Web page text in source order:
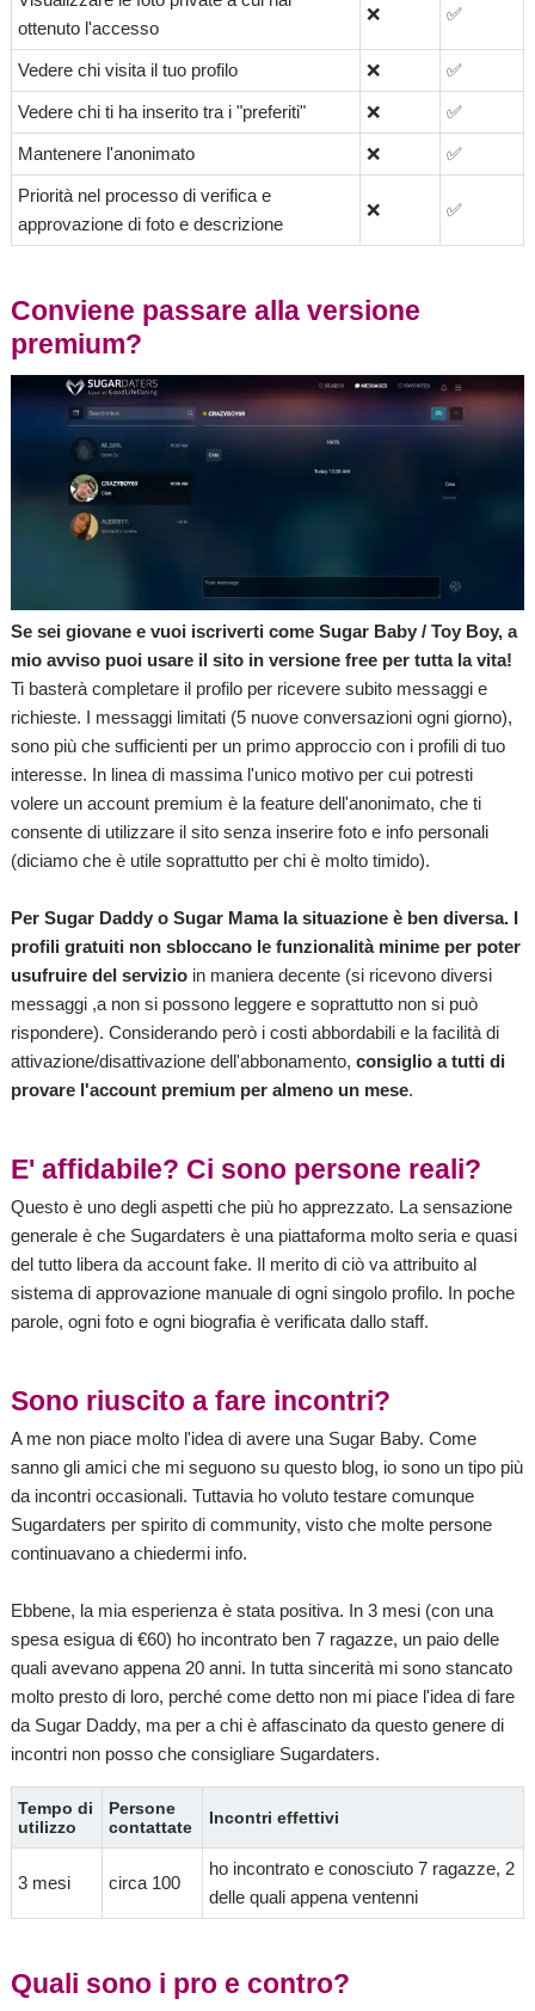
ottenuto l'accesso
❌ ✅
Vedere chi visita il tuo profilo ❌ ✅
Vedere chi ti ha inserito tra i "preferiti" ❌ ✅
Mantenere l'anonimato ❌ ✅
Priorità nel processo di verifica e
approvazione di foto e descrizione
❌ ✅
Conviene passare alla versione
premium?
Se sei giovane e vuoi iscriverti come Sugar Baby / Toy Boy, a
mio avviso puoi usare il sito in versione free per tutta la vita!
Ti basterà completare il profilo per ricevere subito messaggi e
richieste. I messaggi limitati (5 nuove conversazioni ogni giorno),
sono più che sufficienti per un primo approccio con i profili di tuo
interesse. In linea di massima l'unico motivo per cui potresti
volere un account premium è la feature dell'anonimato, che ti
consente di utilizzare il sito senza inserire foto e info personali
(diciamo che è utile soprattutto per chi è molto timido).
Per Sugar Daddy o Sugar Mama la situazione è ben diversa. I
profili gratuiti non sbloccano le funzionalità minime per poter
usufruire del servizio in maniera decente (si ricevono diversi
messaggi ,a non si possono leggere e soprattutto non si può
rispondere). Considerando però i costi abbordabili e la facilità di
attivazione/disattivazione dell'abbonamento, consiglio a tutti di
provare l'account premium per almeno un mese.
E' affidabile? Ci sono persone reali?
Questo è uno degli aspetti che più ho apprezzato. La sensazione
generale è che Sugardaters è una piattaforma molto seria e quasi
del tutto libera da account fake. Il merito di ciò va attribuito al
sistema di approvazione manuale di ogni singolo profilo. In poche
parole, ogni foto e ogni biografia è verificata dallo staff.
Sono riuscito a fare incontri?
A me non piace molto l'idea di avere una Sugar Baby. Come
sanno gli amici che mi seguono su questo blog, io sono un tipo più
da incontri occasionali. Tuttavia ho voluto testare comunque
Sugardaters per spirito di community, visto che molte persone
continuavano a chiedermi info.
Ebbene, la mia esperienza è stata positiva. In 3 mesi (con una
spesa esigua di €60) ho incontrato ben 7 ragazze, un paio delle
quali avevano appena 20 anni. In tutta sincerità mi sono stancato
molto presto di loro, perché come detto non mi piace l'idea di fare
da Sugar Daddy, ma per a chi è affascinato da questo genere di
incontri non posso che consigliare Sugardaters.
Tempo di
utilizzo
Persone
contattate
Incontri effettivi
3 mesi circa 100
ho incontrato e conosciuto 7 ragazze, 2
delle quali appena ventenni
Quali sono i pro e contro?